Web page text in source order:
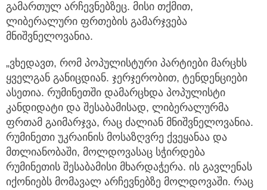
გამართულ არჩევნებზეც. მისი თქმით,
ლიბერალური ფრთების გამარჯვება
მნიშვნელოვანია.
„ვხედავთ, რომ პოპულისტური პარტიები მარცხს
ყველგან განიცდიან. ჯერჯერობით, ტენდენციები
ასეთია. რუმინეთში დამარცხდა პოპულისტი
კანდიდატი და შესაბამისად, ლიბერალურმა
ფრთამ გაიმარჯვა, რაც ძალიან მნიშვნელოვანია.
რუმინეთი უკრაინის მოსაზღვრე ქვეყანაა და
მთლიანობაში, მოლდოვასაც სჭირდება
რუმინეთის შესაბამისი მხარდაჭერა. ის გავლენას
იქონიებს მომავალ არჩევნებზე მოლდოვაში. რაც